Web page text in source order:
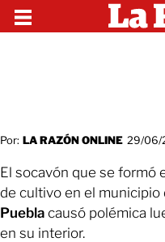
Por: LA RAZÓN ONLINE 29/06/
El socavón que se formó
de cultivo en el municipio
Puebla causó polémica
en su interior.